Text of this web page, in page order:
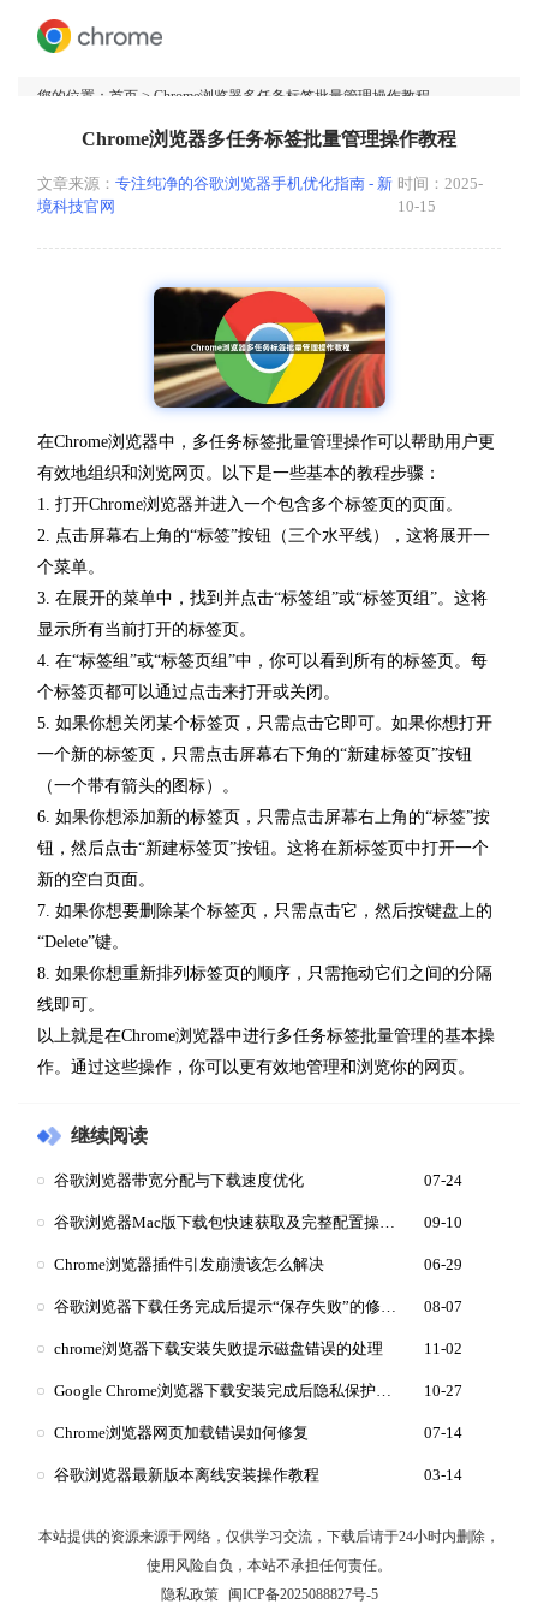
您的位置： 首页 > Chrome浏览器多任务标签批量管理操作教程
Chrome浏览器多任务标签批量管理操作教程
文章来源： 专注纯净的谷歌浏览器手机优化指南 - 新
境科技官网
时间：2025-
10-15
在Chrome浏览器中，多任务标签批量管理操作可以帮助用户更
有效地组织和浏览网页。以下是一些基本的教程步骤：
1. 打开Chrome浏览器并进入一个包含多个标签页的页面。
2. 点击屏幕右上角的“标签”按钮（三个水平线），这将展开一
个菜单。
3. 在展开的菜单中，找到并点击“标签组”或“标签页组”。这将
显示所有当前打开的标签页。
4. 在“标签组”或“标签页组”中，你可以看到所有的标签页。每
个标签页都可以通过点击来打开或关闭。
5. 如果你想关闭某个标签页，只需点击它即可。如果你想打开
一个新的标签页，只需点击屏幕右下角的“新建标签页”按钮
（一个带有箭头的图标）。
6. 如果你想添加新的标签页，只需点击屏幕右上角的“标签”按
钮，然后点击“新建标签页”按钮。这将在新标签页中打开一个
新的空白页面。
7. 如果你想要删除某个标签页，只需点击它，然后按键盘上的
“Delete”键。
8. 如果你想重新排列标签页的顺序，只需拖动它们之间的分隔
线即可。
以上就是在Chrome浏览器中进行多任务标签批量管理的基本操
作。通过这些操作，你可以更有效地管理和浏览你的网页。
继续阅读
谷歌浏览器带宽分配与下载速度优化 07-24
09-10
Chrome浏览器插件引发崩溃该怎么解决 06-29
08-07
chrome浏览器下载安装失败提示磁盘错误的处理 11-02
10-27
Chrome浏览器网页加载错误如何修复 07-14
谷歌浏览器最新版本离线安装操作教程 03-14
本站提供的资源来源于网络，仅供学习交流，下载后请于24小时内删除，
使用风险自负，本站不承担任何责任。
隐私政策
闽ICP备2025088827号-5